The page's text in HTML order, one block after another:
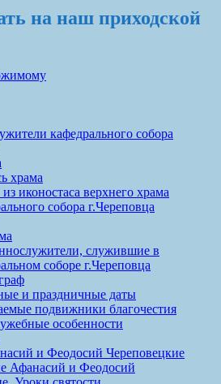
на наш приходской
кафедрального собора
храма
иконостаса верхнего храма
собора г.Череповца
служившие в
соборе г.Череповца
и праздничные даты
подвижники благочестия
особенности
и Феодосий Череповецкие
Афанасий и Феодосий